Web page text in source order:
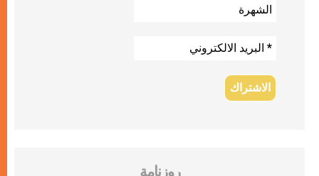
روزنامة